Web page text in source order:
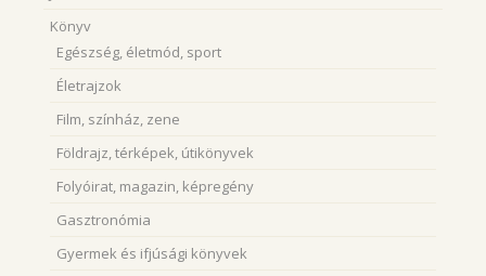
Könyv
Egészség, életmód, sport
Életrajzok
Film, színház, zene
Földrajz, térképek, útikönyvek
Folyóirat, magazin, képregény
Gasztronómia
Gyermek és ifjúsági könyvek